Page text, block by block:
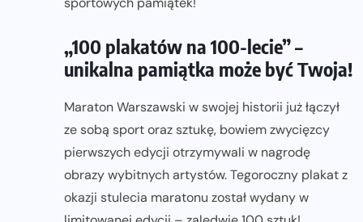
„100 plakatów na 100-lecie” –
unikalna pamiątka może być Twoja!
Maraton Warszawski w swojej historii już łączył
ze sobą sport oraz sztukę, bowiem zwycięzcy
pierwszych edycji otrzymywali w nagrodę
obrazy wybitnych artystów. Tegoroczny plakat z
okazji stulecia maratonu został wydany w